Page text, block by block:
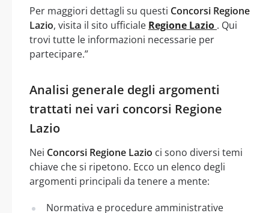
Per maggiori dettagli su questi Concorsi Regione
Lazio, visita il sito ufficiale Regione Lazio . Qui
trovi tutte le informazioni necessarie per
partecipare.”
Analisi generale degli argomenti
trattati nei vari concorsi Regione
Lazio
Nei Concorsi Regione Lazio ci sono diversi temi
chiave che si ripetono. Ecco un elenco degli
argomenti principali da tenere a mente:
Normativa e procedure amministrative